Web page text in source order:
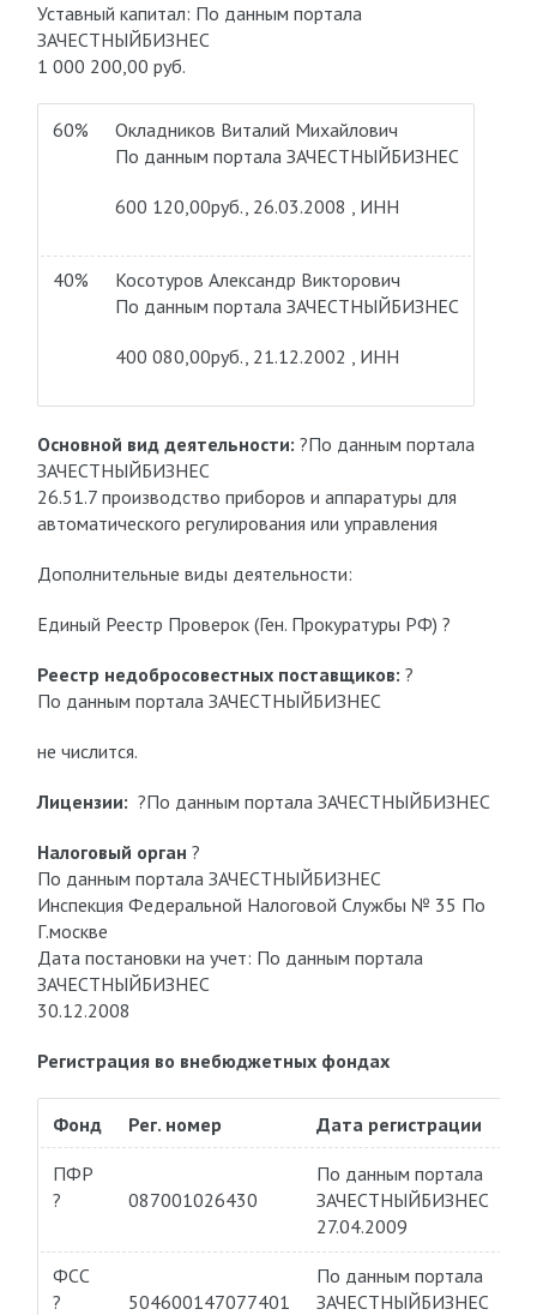
Уставный капитал: По данным портала
ЗАЧЕСТНЫЙБИЗНЕС
1 000 200,00 руб.
60%
Окладников Виталий Михайлович
По данным портала ЗАЧЕСТНЫЙБИЗНЕС
600 120,00руб., 26.03.2008 , ИНН
40%
Косотуров Александр Викторович
По данным портала ЗАЧЕСТНЫЙБИЗНЕС
400 080,00руб., 21.12.2002 , ИНН
Основной вид деятельности: ?По данным портала
ЗАЧЕСТНЫЙБИЗНЕС
26.51.7 производство приборов и аппаратуры для
автоматического регулирования или управления
Дополнительные виды деятельности:
Единый Реестр Проверок (Ген. Прокуратуры РФ) ?
Реестр недобросовестных поставщиков: ?
По данным портала ЗАЧЕСТНЫЙБИЗНЕС
не числится.
Лицензии: ?По данным портала ЗАЧЕСТНЫЙБИЗНЕС
Налоговый орган ?
По данным портала ЗАЧЕСТНЫЙБИЗНЕС
Инспекция Федеральной Налоговой Службы № 35 По
Г.москве
Дата постановки на учет: По данным портала
ЗАЧЕСТНЫЙБИЗНЕС
30.12.2008
Регистрация во внебюджетных фондах
Фонд Рег. номер Дата регистрации
ПФР
?
087001026430
По данным портала
ЗАЧЕСТНЫЙБИЗНЕС
27.04.2009
ФСС
?
504600147077401
По данным портала
ЗАЧЕСТНЫЙБИЗНЕС